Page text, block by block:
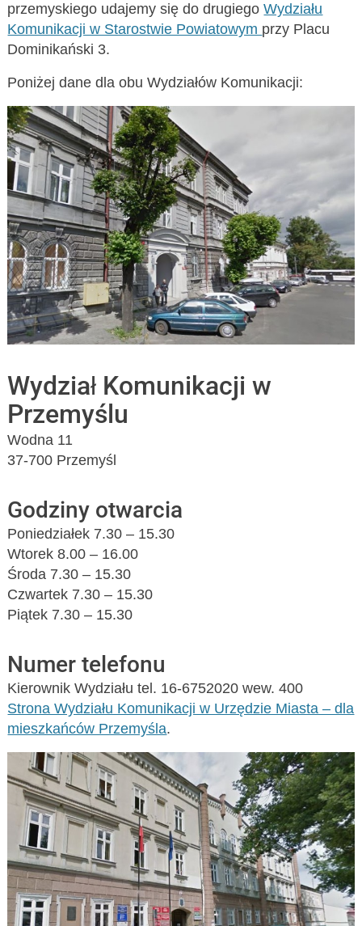
przemyskiego udajemy się do drugiegoWydziału
Komunikacji w Starostwie Powiatowym przy Placu
Dominikański 3.
Poniżej dane dla obu Wydziałów Komunikacji:
Wydział Komunikacji w
Przemyślu
Wodna 11
37-700 Przemyśl
Godziny otwarcia
Poniedziałek 7.30 – 15.30
Wtorek 8.00 – 16.00
Środa 7.30 – 15.30
Czwartek 7.30 – 15.30
Piątek 7.30 – 15.30
Numer telefonu
Kierownik Wydziału tel. 16-6752020 wew. 400
Strona Wydziału Komunikacji w Urzędzie Miasta – dla
mieszkańców Przemyśla.